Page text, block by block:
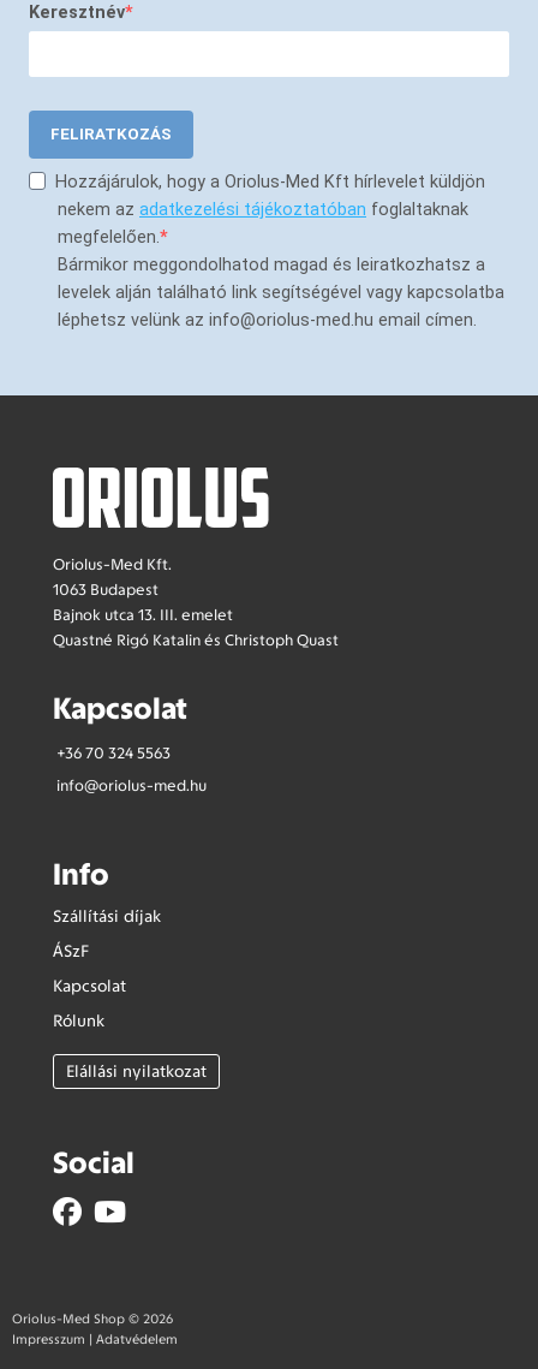
Keresztnév
FELIRATKOZÁS
Hozzájárulok, hogy a Oriolus-Med Kft hírlevelet küldjön
nekem az adatkezelési tájékoztatóban foglaltaknak
megfelelően.
Bármikor meggondolhatod magad és leiratkozhatsz a
levelek alján található link segítségével vagy kapcsolatba
léphetsz velünk az info@oriolus-med.hu email címen.
Oriolus-Med Kft.
1063 Budapest
Bajnok utca 13. III. emelet
Quastné Rigó Katalin és Christoph Quast
Kapcsolat
+36 70 324 5563
info@oriolus-med.hu
Info
Szállítási díjak
ÁSzF
Kapcsolat
Rólunk
Elállási nyilatkozat
Social
Oriolus-Med Shop © 2026
Impresszum | Adatvédelem